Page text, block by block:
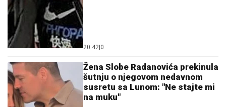
20:42|0
Žena Slobe Radanovića prekinula
šutnju o njegovom nedavnom
susretu sa Lunom: "Ne stajte mi
na muku"